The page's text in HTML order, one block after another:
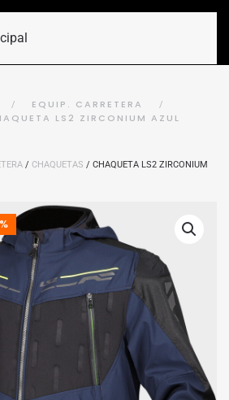
EQUIP. CARRETERA
LS2 ZIRCONIUM AZUL
/ CHAQUETAS / CHAQUETA LS2 ZIRCONIUM